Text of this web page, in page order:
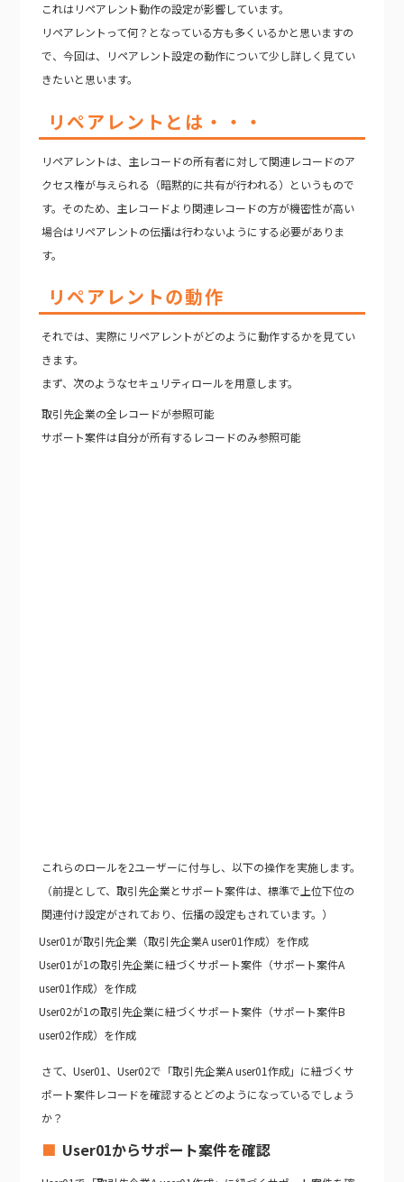
これはリペアレント動作の設定が影響しています。
リペアレントって何？となっている方も多くいるかと思いますの
で、今回は、リペアレント設定の動作について少し詳しく見てい
きたいと思います。
リペアレントとは・・・
リペアレントは、主レコードの所有者に対して関連レコードのア
クセス権が与えられる（暗黙的に共有が行われる）というもので
す。そのため、主レコードより関連レコードの方が機密性が高い
場合はリペアレントの伝播は行わないようにする必要がありま
す。
リペアレントの動作
それでは、実際にリペアレントがどのように動作するかを見てい
きます。
まず、次のようなセキュリティロールを用意します。
取引先企業の全レコードが参照可能
サポート案件は自分が所有するレコードのみ参照可能
これらのロールを2ユーザーに付与し、以下の操作を実施します。
（前提として、取引先企業とサポート案件は、標準で上位下位の
関連付け設定がされており、伝播の設定もされています。）
User01が取引先企業（取引先企業A user01作成）を作成
User01が1の取引先企業に紐づくサポート案件（サポート案件A
user01作成）を作成
User02が1の取引先企業に紐づくサポート案件（サポート案件B
user02作成）を作成
さて、User01、User02で「取引先企業A user01作成」に紐づくサ
ポート案件レコードを確認するとどのようになっているでしょう
か？
User01からサポート案件を確認